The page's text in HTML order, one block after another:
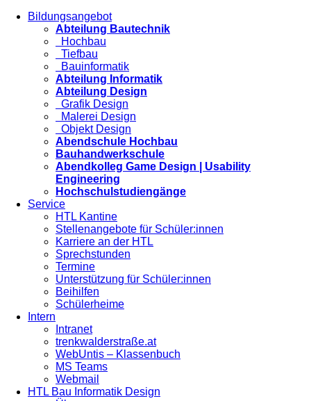
Bildungsangebot
Abteilung Bautechnik
Hochbau
Tiefbau
Bauinformatik
Abteilung Informatik
Abteilung Design
Grafik Design
Malerei Design
Objekt Design
Abendschule Hochbau
Bauhandwerkschule
Abendkolleg Game Design | Usability
Engineering
Hochschulstudiengänge
Service
HTL Kantine
Stellenangebote für Schüler:innen
Karriere an der HTL
Sprechstunden
Termine
Unterstützung für Schüler:innen
Beihilfen
Schülerheime
Intern
Intranet
trenkwalderstraße.at
WebUntis – Klassenbuch
MS Teams
Webmail
HTL Bau Informatik Design